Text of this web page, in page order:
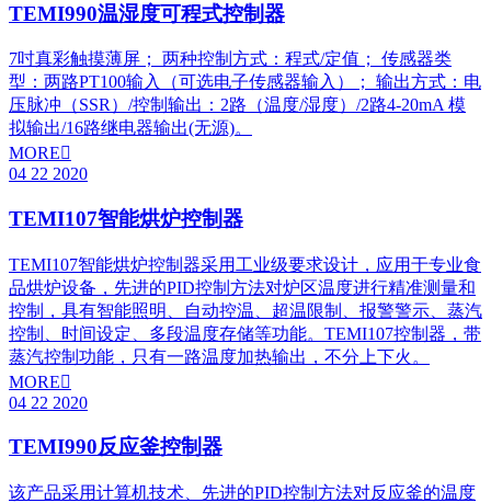
TEMI990温湿度可程式控制器
7吋真彩触摸薄屏； 两种控制方式：程式/定值； 传感器类
型：两路PT100输入（可选电子传感器输入）； 输出方式：电
压脉冲（SSR）/控制输出：2路（温度/湿度）/2路4-20mA 模
拟输出/16路继电器输出(无源)。
MORE
04 22 2020
TEMI107智能烘炉控制器
TEMI107智能烘炉控制器采用工业级要求设计，应用于专业食
品烘炉设备，先进的PID控制方法对炉区温度进行精准测量和
控制，具有智能照明、自动控温、超温限制、报警警示、蒸汽
控制、时间设定、多段温度存储等功能。TEMI107控制器，带
蒸汽控制功能，只有一路温度加热输出，不分上下火。
MORE
04 22 2020
TEMI990反应釜控制器
该产品采用计算机技术、先进的PID控制方法对反应釜的温度